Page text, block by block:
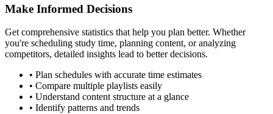
Make Informed Decisions
Get comprehensive statistics that help you plan better. Whether
you're scheduling study time, planning content, or analyzing
competitors, detailed insights lead to better decisions.
• Plan schedules with accurate time estimates
• Compare multiple playlists easily
• Understand content structure at a glance
• Identify patterns and trends